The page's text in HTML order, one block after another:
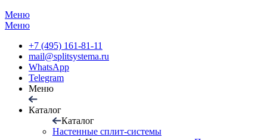
Меню
Меню
+7 (495) 161-81-11
mail@splitsystema.ru
WhatsApp
Telegram
Меню
Каталог
Каталог
Настенные сплит-системы